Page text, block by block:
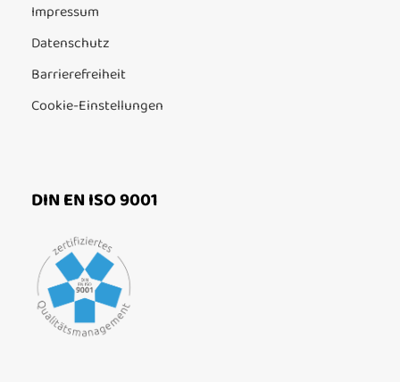
Impressum
Datenschutz
Barrierefreiheit
Cookie-Einstellungen
DIN EN ISO 9001